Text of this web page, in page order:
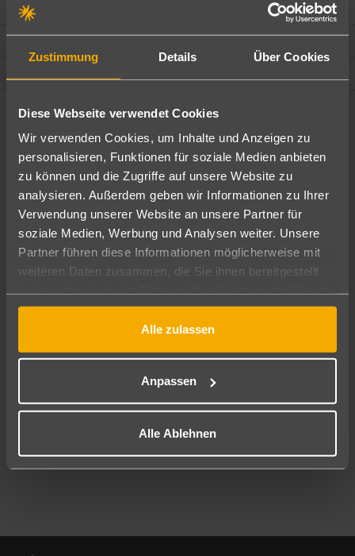
Zustimmung Details Über Cookies
Diese Webseite verwendet Cookies
Wir verwenden Cookies, um Inhalte und Anzeigen zu
personalisieren, Funktionen für soziale Medien anbieten
zu können und die Zugriffe auf unsere Website zu
analysieren. Außerdem geben wir Informationen zu Ihrer
Verwendung unserer Website an unsere Partner für
soziale Medien, Werbung und Analysen weiter. Unsere
Partner führen diese Informationen möglicherweise mit
weiteren Daten zusammen, die Sie ihnen bereitgestellt
gesammelt haben.
Alle zulassen
Anpassen
Alle Ablehnen
Bewertungen
Ändere die Kriterien nach deinen Wünschen
Pauschal Nur Hotel
Abflughafen
Alle Abflughäfen
10.08.26–08.08.27 7-21 Nächte
Mehr Filter anzeigen